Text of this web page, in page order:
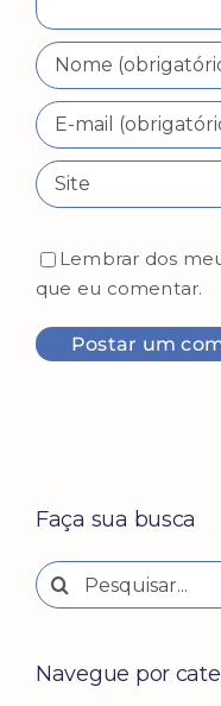
Lembrar dos
que eu comentar.
Faça sua busca
Buscar
resultados
Navegue por